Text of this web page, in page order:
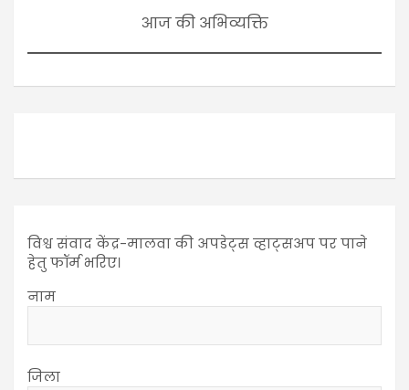
आज की अभिव्यक्ति
विश्व संवाद केंद्र-मालवा की अपडेट्स व्हाट्सअप पर पाने
हेतु फॉर्म भरिए।
नाम
जिला